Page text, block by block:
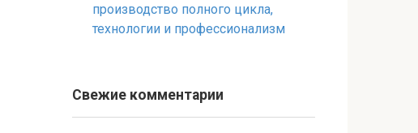
производство полного цикла,
технологии и профессионализм
Свежие комментарии